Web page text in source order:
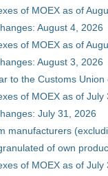
of MOEX as of
August 4, 2026
of MOEX as of
August 3, 2026
to the Customs
of MOEX as of July
July 31, 2026
manufacturers
of own
of MOEX as of July